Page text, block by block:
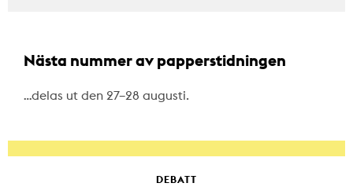
Nästa nummer av papperstidningen
…delas ut den 27–28 augusti.
DEBATT